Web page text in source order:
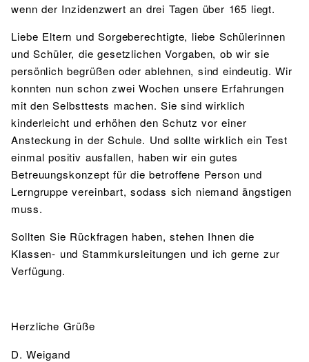
wenn der Inzidenzwert an drei Tagen über 165 liegt.
Liebe Eltern und Sorgeberechtigte, liebe Schülerinnen
und Schüler, die gesetzlichen Vorgaben, ob wir sie
persönlich begrüßen oder ablehnen, sind eindeutig. Wir
konnten nun schon zwei Wochen unsere Erfahrungen
mit den Selbsttests machen. Sie sind wirklich
kinderleicht und erhöhen den Schutz vor einer
Ansteckung in der Schule. Und sollte wirklich ein Test
einmal positiv ausfallen, haben wir ein gutes
Betreuungskonzept für die betroffene Person und
Lerngruppe vereinbart, sodass sich niemand ängstigen
muss.
Sollten Sie Rückfragen haben, stehen Ihnen die
Klassen- und Stammkursleitungen und ich gerne zur
Verfügung.
Herzliche Grüße
D. Weigand